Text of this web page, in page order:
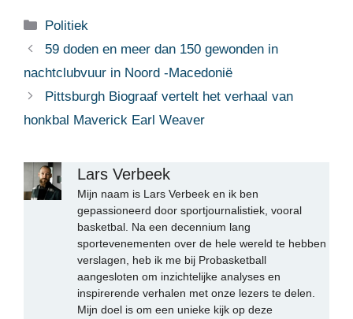
Categorieën
Politiek
59 doden en meer dan 150 gewonden in
nachtclubvuur in Noord -Macedonië
Pittsburgh Biograaf vertelt het verhaal van
honkbal Maverick Earl Weaver
Lars Verbeek
Mijn naam is Lars Verbeek en ik ben
gepassioneerd door sportjournalistiek, vooral
basketbal. Na een decennium lang
sportevenementen over de hele wereld te hebben
verslagen, heb ik me bij Probasketball
aangesloten om inzichtelijke analyses en
inspirerende verhalen met onze lezers te delen.
Mijn doel is om een unieke kijk op deze